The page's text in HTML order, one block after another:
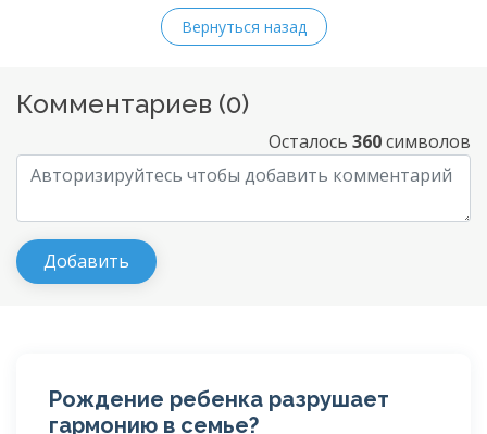
Вернуться назад
Комментариев (0)
Осталось 360символов
Рождение ребенка разрушает
гармонию в семье?